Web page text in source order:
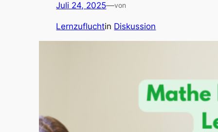
Juli 24, 2025—von
Lernzufluchtin Diskussion